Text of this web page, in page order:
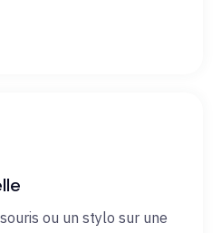
ou un stylo sur une